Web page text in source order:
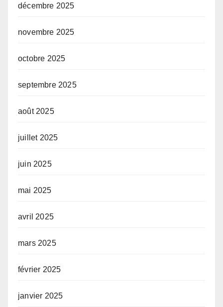
décembre 2025
novembre 2025
octobre 2025
septembre 2025
août 2025
juillet 2025
juin 2025
mai 2025
avril 2025
mars 2025
février 2025
janvier 2025